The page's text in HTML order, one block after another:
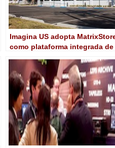
Imagina US adopta
como plataforma integrada de